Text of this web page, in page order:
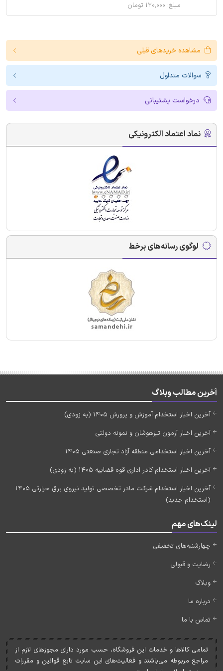
مبلغ: ۱۲۰,۰۰۰ تومان
مشاهده خریدهای قبلی
سوالات متداول
درخواست پشتیبانی
نماد اعتماد الکترونیکی
لوگوی رسانه‌های برخط
آخرین مطالب وبلاگ
آخرین اخبار استخدام آموزش و پرورش 1405 (به زودی)
آخرین اخبار آزمون تیزهوشان و نمونه دولتی
آخرین اخبار استخدامی منطقه آزاد تجاری صنعتی 1405
آخرین اخبار استخدام کادر اداری قوه قضاییه 1405 (به زودی)
آخرین اخبار استخدام شرکت مادر تخصصی تولید نیروی برق حرارتی 1405
(استخدام جدید)
لینک‌های مهم
چهارشنبه‌های تخفیفی
رضایت و قبولی
وبلاگ
درباره ما
تماس با ما
تمامی کالاها و خدمات اين فروشگاه، حسب مورد دارای مجوزهای لازم از
مراجع مربوطه می‌باشند و فعاليت‌های اين سايت تابع قوانين و مقررات